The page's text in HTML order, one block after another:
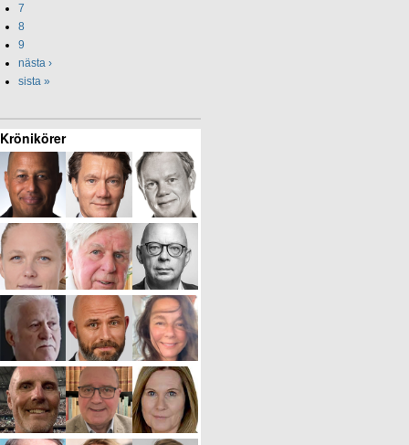
7
8
9
nästa ›
sista »
Krönikörer